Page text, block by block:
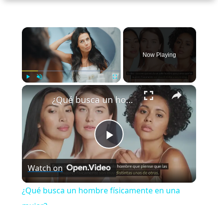
×
Unmute
Now Playing
×
Play
Video
¿Qué busca un hombre físicamente en una mujer?
Watch on
¿Qué busca un hombre físicamente en una